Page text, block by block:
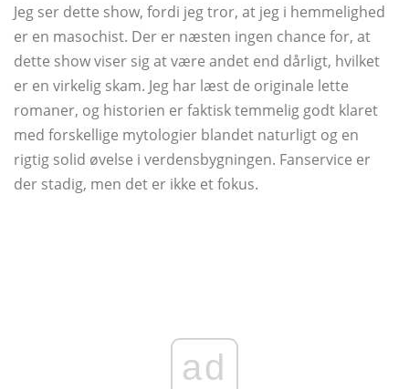
Jeg ser dette show, fordi jeg tror, ​​at jeg i hemmelighed
er en masochist. Der er næsten ingen chance for, at
dette show viser sig at være andet end dårligt, hvilket
er en virkelig skam. Jeg har læst de originale lette
romaner, og historien er faktisk temmelig godt klaret
med forskellige mytologier blandet naturligt og en
rigtig solid øvelse i verdensbygningen. Fanservice er
der stadig, men det er ikke et fokus.
ad